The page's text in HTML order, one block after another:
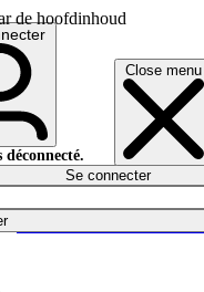
de hoofdinhoud
Close menu
déconnecté.
Se connecter